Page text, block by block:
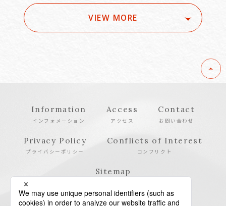
VIEW MORE
Information
インフォメーション
Access
アクセス
Contact
お問い合わせ
Privacy Policy
プライバシーポリシー
Conflicts of Interest
コンフリクト
Sitemap